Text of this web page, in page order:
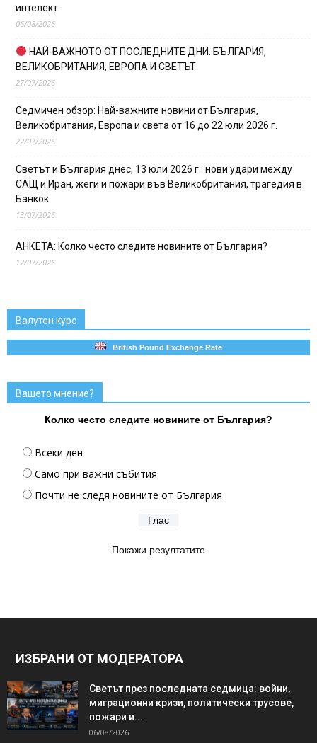
интелект
06/08/2026
НАЙ-ВАЖНОТО ОТ ПОСЛЕДНИТЕ ДНИ: БЪЛГАРИЯ,
ВЕЛИКОБРИТАНИЯ, ЕВРОПА И СВЕТЪТ
27/07/2026
Седмичен обзор: Най-важните новини от България,
Великобритания, Европа и света от 16 до 22 юли 2026 г.
22/07/2026
Светът и България днес, 13 юли 2026 г.: нови удари между
САЩ и Иран, жеги и пожари във Великобритания, трагедия в
Банкок
13/07/2026
АНКЕТА: Колко често следите новините от България?
12/07/2026
Валутен курс
British Pound Exchange Rate
Вашето мнение?
Колко често следите новините от България?
Всеки ден
Само при важни събития
Почти не следя новините от България
Покажи резултатите
ИЗБРАНИ ОТ МОДЕРАТОРА
Светът през последната седмица: войни,
миграционни кризи, политически трусове,
пожари и...
06/08/2026